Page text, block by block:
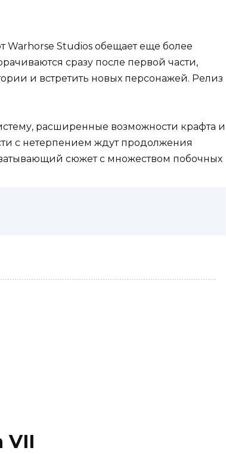
Studios обещает еще более
сразу после первой части,
и встретить новых персонажей. Релиз
расширенные возможности крафта и
с нетерпением ждут продолжения
сюжет с множеством побочных
VII